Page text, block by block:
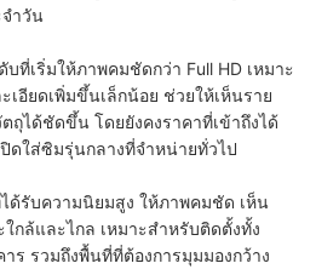
ำวัน
บที่เริ่มให้ภาพคมชัดกว่า Full HD เหมาะ
เอียดเพิ่มขึ้นเล็กน้อย ช่วยให้เห็นราย
ถุได้ชัดขึ้น โดยยังคงราคาที่เข้าถึงได้
ดใส่ซิมรุ่นกลางที่จำหน่ายทั่วไป
ด้รับความนิยมสูง ให้ภาพคมชัด เห็น
ใกล้และไกล เหมาะสำหรับติดตั้งทั้ง
ร รวมถึงพื้นที่ที่ต้องการมุมมองกว้าง